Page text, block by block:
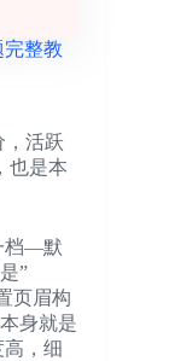
完整教
，活跃
也是本
档—默
”
页眉构
身就是
，细